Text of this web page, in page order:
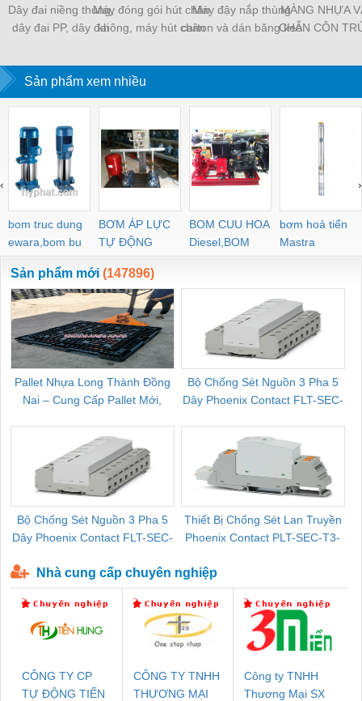
Dây đai niềng thùng,
dây đai PP, dây đai
Máy đóng gói hút chân
không, máy hút chân
Máy đậy nắp thùng
carton và dán băng keo
MÀNG NHỰA
CHẮN CÔN
KHO LẠNH,
Sản phẩm xem nhiều
bom truc dung
ewara,bom bu
ewara
BƠM ÁP LỰC
TỰ ĐỘNG
BOM CUU HOA
Diesel,BOM
CHUA CHAY
bơm hoả tiển
Mastra
‹ ›
Sản phẩm mới (147896)
Pallet Nhựa Long Thành Đồng
Nai – Cung Cấp Pallet Mới,
Bộ Chống Sét Nguồn 3 Pha 5
Dây Phoenix Contact FLT-SEC-
Bộ Chống Sét Nguồn 3 Pha 5
Dây Phoenix Contact FLT-SEC-
Thiết Bị Chống Sét Lan Truyền
Phoenix Contact PLT-SEC-T3-
Nhà cung cấp chuyên nghiệp
CÔNG TY CP
TỰ ĐỘNG TIẾN
CÔNG TY TNHH
THƯƠNG MẠI
Công ty TNHH
Thương Mại SX